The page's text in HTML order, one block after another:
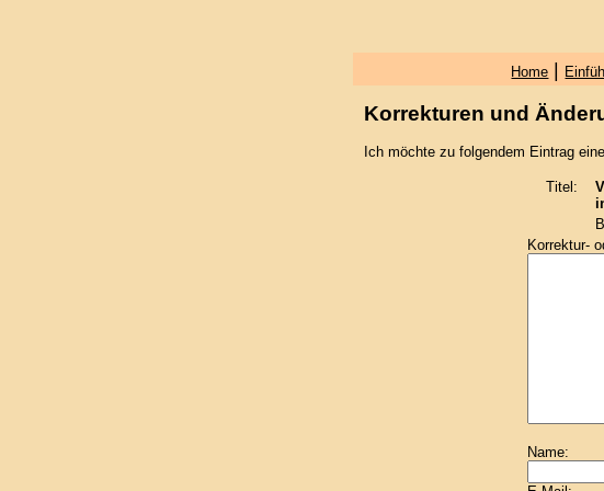
Home |
Korrekturen und
Ich möchte zu folgendem Eintrag
Titel:
Korrektur-
Name: